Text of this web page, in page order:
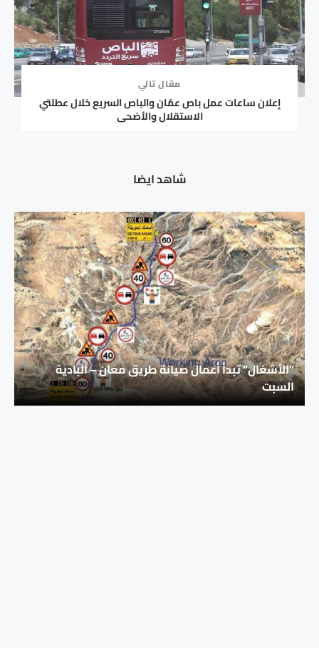
مقال تالي
إعلان ساعات عمل باص عمّان والباص السريع خلال عطلتي
الاستقلال والأضحى
شاهد ايضا
“الأشغال” تبدأ أعمال صيانة طريق معان – البادية
السبت